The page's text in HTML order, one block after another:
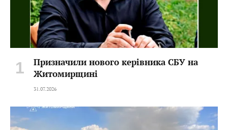
Призначили нового керівника СБУ на
Житомирщині
31.07.2026